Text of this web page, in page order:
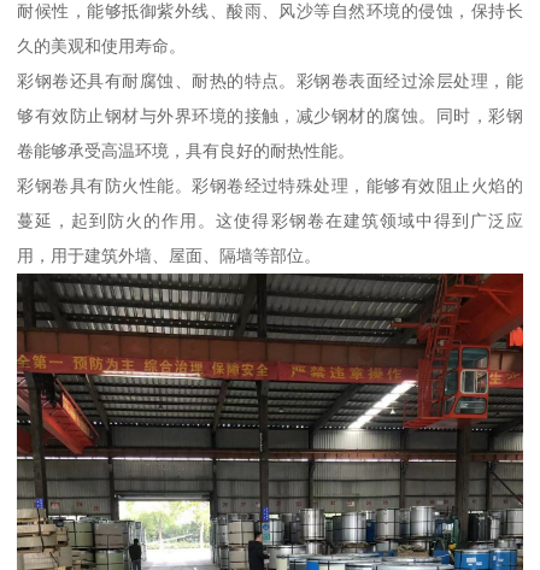
耐候性，能够抵御紫外线、酸雨、风沙等自然环境的侵蚀，保持长
久的美观和使用寿命。
彩钢卷还具有耐腐蚀、耐热的特点。彩钢卷表面经过涂层处理，能
够有效防止钢材与外界环境的接触，减少钢材的腐蚀。同时，彩钢
卷能够承受高温环境，具有良好的耐热性能。
彩钢卷具有防火性能。彩钢卷经过特殊处理，能够有效阻止火焰的
蔓延，起到防火的作用。这使得彩钢卷在建筑领域中得到广泛应
用，用于建筑外墙、屋面、隔墙等部位。